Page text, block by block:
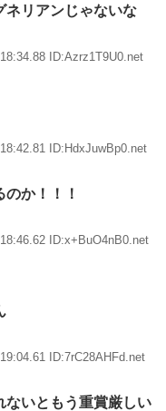
ネリアンじゃないな
ID:Azrz1T9U0.net
ID:HdxJuwBp0.net
か！！！
ID:x+BuO4nB0.net
ID:7rC28AHFd.net
ないともう重賞厳しい